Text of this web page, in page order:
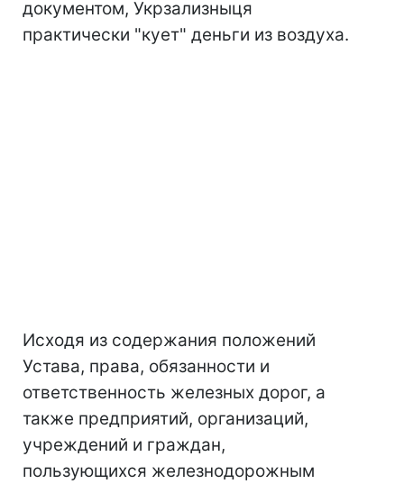
документом, Укрзализныця
практически "кует" деньги из воздуха.
Исходя из содержания положений
Устава, права, обязанности и
ответственность железных дорог, а
также предприятий, организаций,
учреждений и граждан,
пользующихся железнодорожным